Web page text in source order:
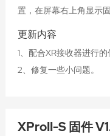
置，在屏幕右上角显示固
更新内容
1、配合XR接收器进行的
2、修复一些小问题。
XProII-S 固件